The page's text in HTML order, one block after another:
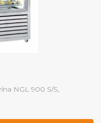
NGL 900 S/S,